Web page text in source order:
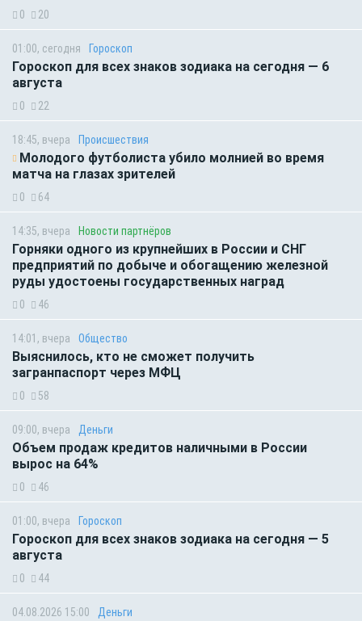
0 20
01:00, сегодня Гороскоп
Гороскоп для всех знаков зодиака на сегодня — 6
августа
0 22
18:45, вчера Происшествия
Молодого футболиста убило молнией во время
матча на глазах зрителей
0 64
14:35, вчера Новости партнёров
Горняки одного из крупнейших в России и СНГ
предприятий по добыче и обогащению железной
руды удостоены государственных наград
0 46
14:01, вчера Общество
Выяснилось, кто не сможет получить
загранпаспорт через МФЦ
0 58
09:00, вчера Деньги
Объем продаж кредитов наличными в России
вырос на 64%
0 46
01:00, вчера Гороскоп
Гороскоп для всех знаков зодиака на сегодня — 5
августа
0 44
04.08.2026 15:00 Деньги